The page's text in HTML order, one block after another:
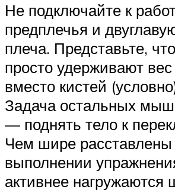
Не подключайте к
предплечья и
плеча. Представьте,
просто удерживают
вместо кистей
Задача остальных
— поднять тело к
Чем шире расставлены
выполнении
активнее